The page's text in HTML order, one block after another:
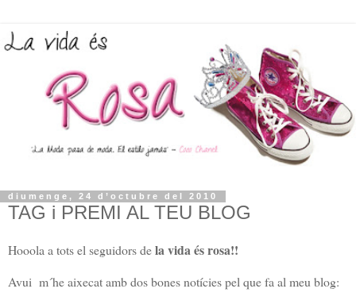
diumenge, 24 d’octubre del 2010
TAG i PREMI AL TEU BLOG
Hooola a tots el seguidors dela vida és rosa!!
Avui m´he aixecat amb dos bones notícies pel que fa al meu blog: